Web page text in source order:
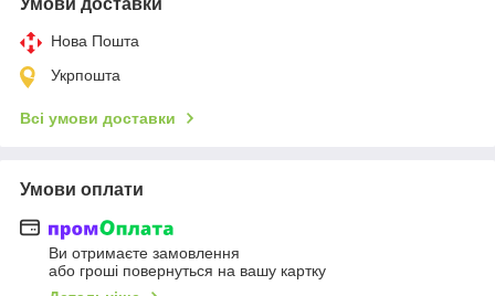
Нова Пошта
Укрпошта
Всі умови доставки
Умови оплати
Ви отримаєте замовлення
або гроші повернуться на вашу картку